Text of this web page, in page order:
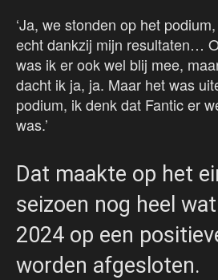
‘Ja, we stonden op het
echt dankzij mijn resultaten…
was ik er ook wel blij mee,
dacht ik ja, ja. Maar het was
podium, ik denk dat Fantic er
was.’
Dat maakte op het
seizoen nog heel
2024 op een
worden afgesloten.